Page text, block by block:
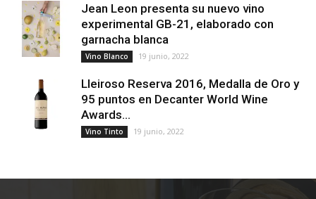
Jean Leon presenta su nuevo vino
experimental GB-21, elaborado con
garnacha blanca
Vino Blanco 19 junio, 2022
Lleiroso Reserva 2016, Medalla de Oro y
95 puntos en Decanter World Wine
Awards...
Vino Tinto 19 junio, 2022